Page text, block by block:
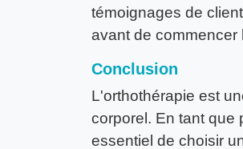
témoignages de
avant de commencer
Conclusion
L'orthothérapie est
corporel. En tant que
essentiel de choisir